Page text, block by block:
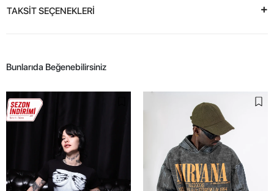
TAKSİT SEÇENEKLERİ
Bunlarıda Beğenebilirsiniz